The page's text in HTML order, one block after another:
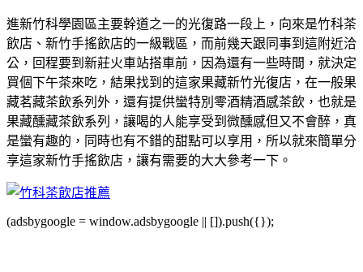
進新竹科學園區主要幹道之一的光復路一段上，向來是竹科茶
飲店、新竹手搖飲店的一級戰區，而前幾天跟同事到這附近洽
公，回程要到新莊火車站搭車前，因為還有一些時間，就決定
買個下午茶來吃，結果找到的這家果藏新竹光復店，在一般果
藏茗藏茶飲系列外，還有提供蠻特別零酒精酒感茶飲，也就是
果藏醺藏茶飲系列，讓喝的人能享受到微醺感但又不會醉，真
是蠻有趣的，同時也有不錯的甜點可以享用，所以就來簡單分
享這家新竹手搖飲店，讓有需要的大大參考一下。
(adsbygoogle = window.adsbygoogle || []).push({});